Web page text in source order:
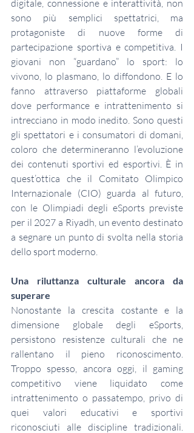
digitale, connessione e interattività, non
sono più semplici spettatrici, ma
protagoniste di nuove forme di
partecipazione sportiva e competitiva. I
giovani non “guardano” lo sport: lo
vivono, lo plasmano, lo diffondono. E lo
fanno attraverso piattaforme globali
dove performance e intrattenimento si
intrecciano in modo inedito. Sono questi
gli spettatori e i consumatori di domani,
coloro che determineranno l’evoluzione
dei contenuti sportivi ed esportivi. È in
quest’ottica che il Comitato Olimpico
Internazionale (CIO) guarda al futuro,
con le Olimpiadi degli eSports previste
per il 2027 a Riyadh, un evento destinato
a segnare un punto di svolta nella storia
dello sport moderno.
Una riluttanza culturale ancora da
superare
Nonostante la crescita costante e la
dimensione globale degli eSports,
persistono resistenze culturali che ne
rallentano il pieno riconoscimento.
Troppo spesso, ancora oggi, il gaming
competitivo viene liquidato come
intrattenimento o passatempo, privo di
quei valori educativi e sportivi
riconosciuti alle discipline tradizionali.